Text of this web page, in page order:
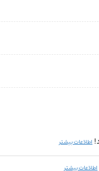
اطلاعات بیشتر
اطلاعات بیشتر